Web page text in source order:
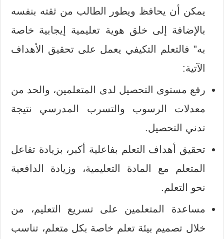
يمكن أن يحافظ ويطور الطالب من ثقته بنفسه
بالإضافة إلى خلق هوية تعليمية إيجابية خاصة
به” فالتعلم التكيفي يعمل على تحقيق الأهداف
الآتية:
رفع مستوى التحصيل لدى المتعلمين، والحد من
معدلات الرسوب والتسرب المدرسي نتيجة
تدني التحصيل.
تحقيق أهداف التعلم بفاعلية أكبر، بزيادة تفاعل
المتعلم مع المادة التعليمية، وزيادة الدافعية
نحو التعلم.
مساعدة المتعلمين على تسريع التعليم، من
خلال تصميم بيئة تعلم خاصة بكل متعلم، تناسب